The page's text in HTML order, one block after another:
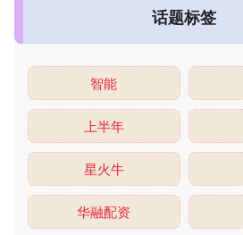
话题标签
智能
上半年
星火牛
华融配资